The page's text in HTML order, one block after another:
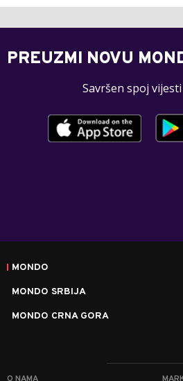
PREUZMI NOVU
Savršen spoj
MONDO
MONDO SRBIJA
MONDO CRNA GORA